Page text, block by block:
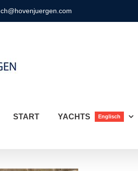
ch@hovenjuergen.com
START YACHTS Englisch